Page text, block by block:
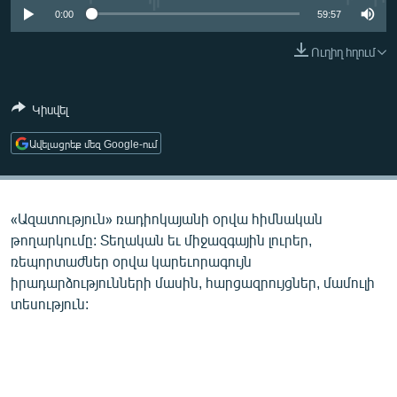
ՄԻՋԱԶԳԱՅԻՆ
ՄԵԿՆԱԲԱՆՈՒԹՅՈՒՆ
ՏՏ ԵՒ ԻՆՏԵՐՆԵՏ
ԿՈՐՈՆԱՎԻՐՈՒՍ
ՏԵՍԱՆՅՈՒԹԵՐ
ԲԱՆԱՎԵՃ
ՁԳՏԵԼՈՎ ԼԱՎԱԳՈՒՅՆԻՆ
0:00 59:57
Ուղիղ հղում
Կիսվել
Ավելացրեք մեզ Google-ում
«Ազատություն» ռադիոկայանի օրվա հիմնական
թողարկումը: Տեղական եւ միջազգային լուրեր,
ռեպորտաժներ օրվա կարեւորագույն
իրադարձությունների մասին, հարցազրույցներ, մամուլի
տեսություն: